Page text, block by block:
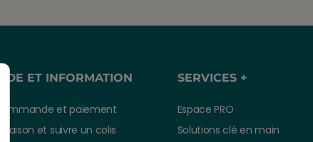
AIDE ET INFORMATION
Commande et paiement
Livraison et suivre un colis
SERVICES +
Espace PRO
Solutions clé en main